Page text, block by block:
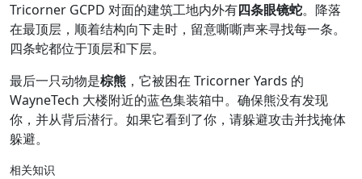
Tricorner GCPD 对面的建筑工地内外有四条眼镜蛇。降落
在最顶层，顺着结构向下走时，留意嘶嘶声来寻找每一条。
四条蛇都位于顶层和下层。
最后一只动物是棕熊 ，它被困在 Tricorner Yards 的
WayneTech 大楼附近的蓝色集装箱中。确保熊没有发现
你，并从背后潜行。如果它看到了你，请躲避攻击并找掩体
躲避。
相关知识